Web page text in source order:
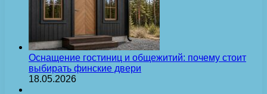
Оснащение гостиниц и общежитий: почему стоит
выбирать финские двери
18.05.2026